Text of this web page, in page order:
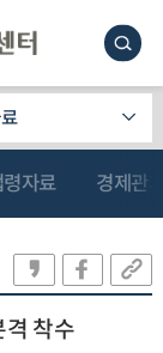
령자료 경제관
격 착수